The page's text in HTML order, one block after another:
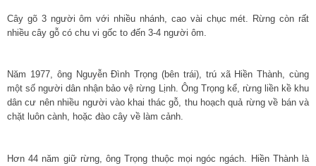
Cây gõ 3 người ôm với nhiều nhánh, cao vài chục mét. Rừng còn rất
nhiều cây gỗ có chu vi gốc to đến 3-4 người ôm.
Năm 1977, ông Nguyễn Đình Trọng (bên trái), trú xã Hiền Thành, cùng
một số người dân nhận bảo vệ rừng Lịnh. Ông Trọng kể, rừng liền kề khu
dân cư nên nhiều người vào khai thác gỗ, thu hoạch quả rừng về bán và
chặt luôn cành, hoặc đào cây về làm cảnh.
Hơn 44 năm giữ rừng, ông Trọng thuộc mọi ngóc ngách. Hiền Thành là